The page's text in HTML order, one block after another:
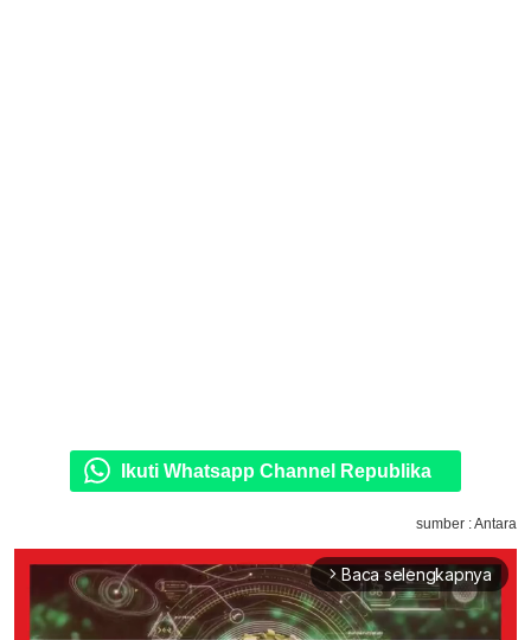
Ikuti Whatsapp Channel Republika
sumber : Antara
arrow_forward_ios Baca selengkapnya